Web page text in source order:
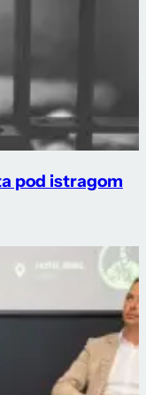
pod istragom